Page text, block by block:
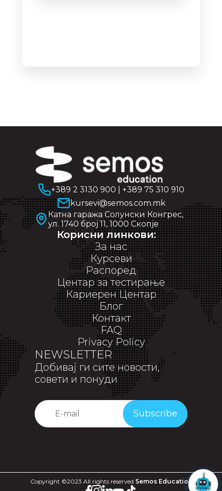
+389 2 3130 900
+389 75 310 910
kursevi@semos.com.mk
Катна гаража Солунски Конгрес,
ул. 1740 број 11, 1000 Скопје
Корисни линкови:
За нас
Курсеви
Распоред
Центар за тестирање
Кариерен Центар
Блог
Контакт
FAQ
Privacy Policy
NEWSLETTER
Добивај ги сите новости,
совети и понуди
Subscribe
Copyright ©2023 All rights reserved Semos Education